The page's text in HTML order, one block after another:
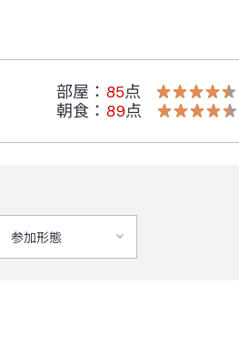
部屋 ： 85点
朝食 ： 89点
参加形態